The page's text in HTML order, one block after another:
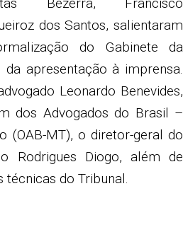
Bezerra, Francisco
dos Santos, salientaram
do Gabinete da
apresentação à imprensa.
Leonardo Benevides,
dos Advogados do Brasil –
(OAB-MT), o diretor-geral do
Rodrigues Diogo, além de
técnicas do Tribunal.